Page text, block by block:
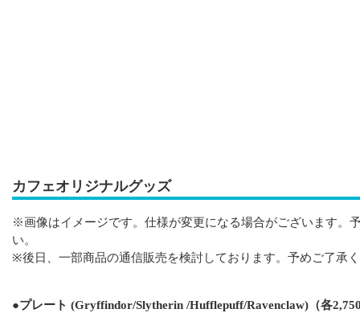
カフェオリジナルグッズ
※画像はイメージです。仕様が変更になる場合がございます。
い。
※後日、一部商品の通信販売を検討しております。予めご了承
●プレート (Gryffindor/Slytherin /Hufflepuff/Ravenclaw)（各